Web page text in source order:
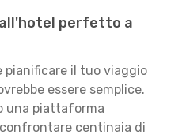
perfetto a
pianificare il tuo viaggio
essere semplice.
una piattaforma
centinaia di